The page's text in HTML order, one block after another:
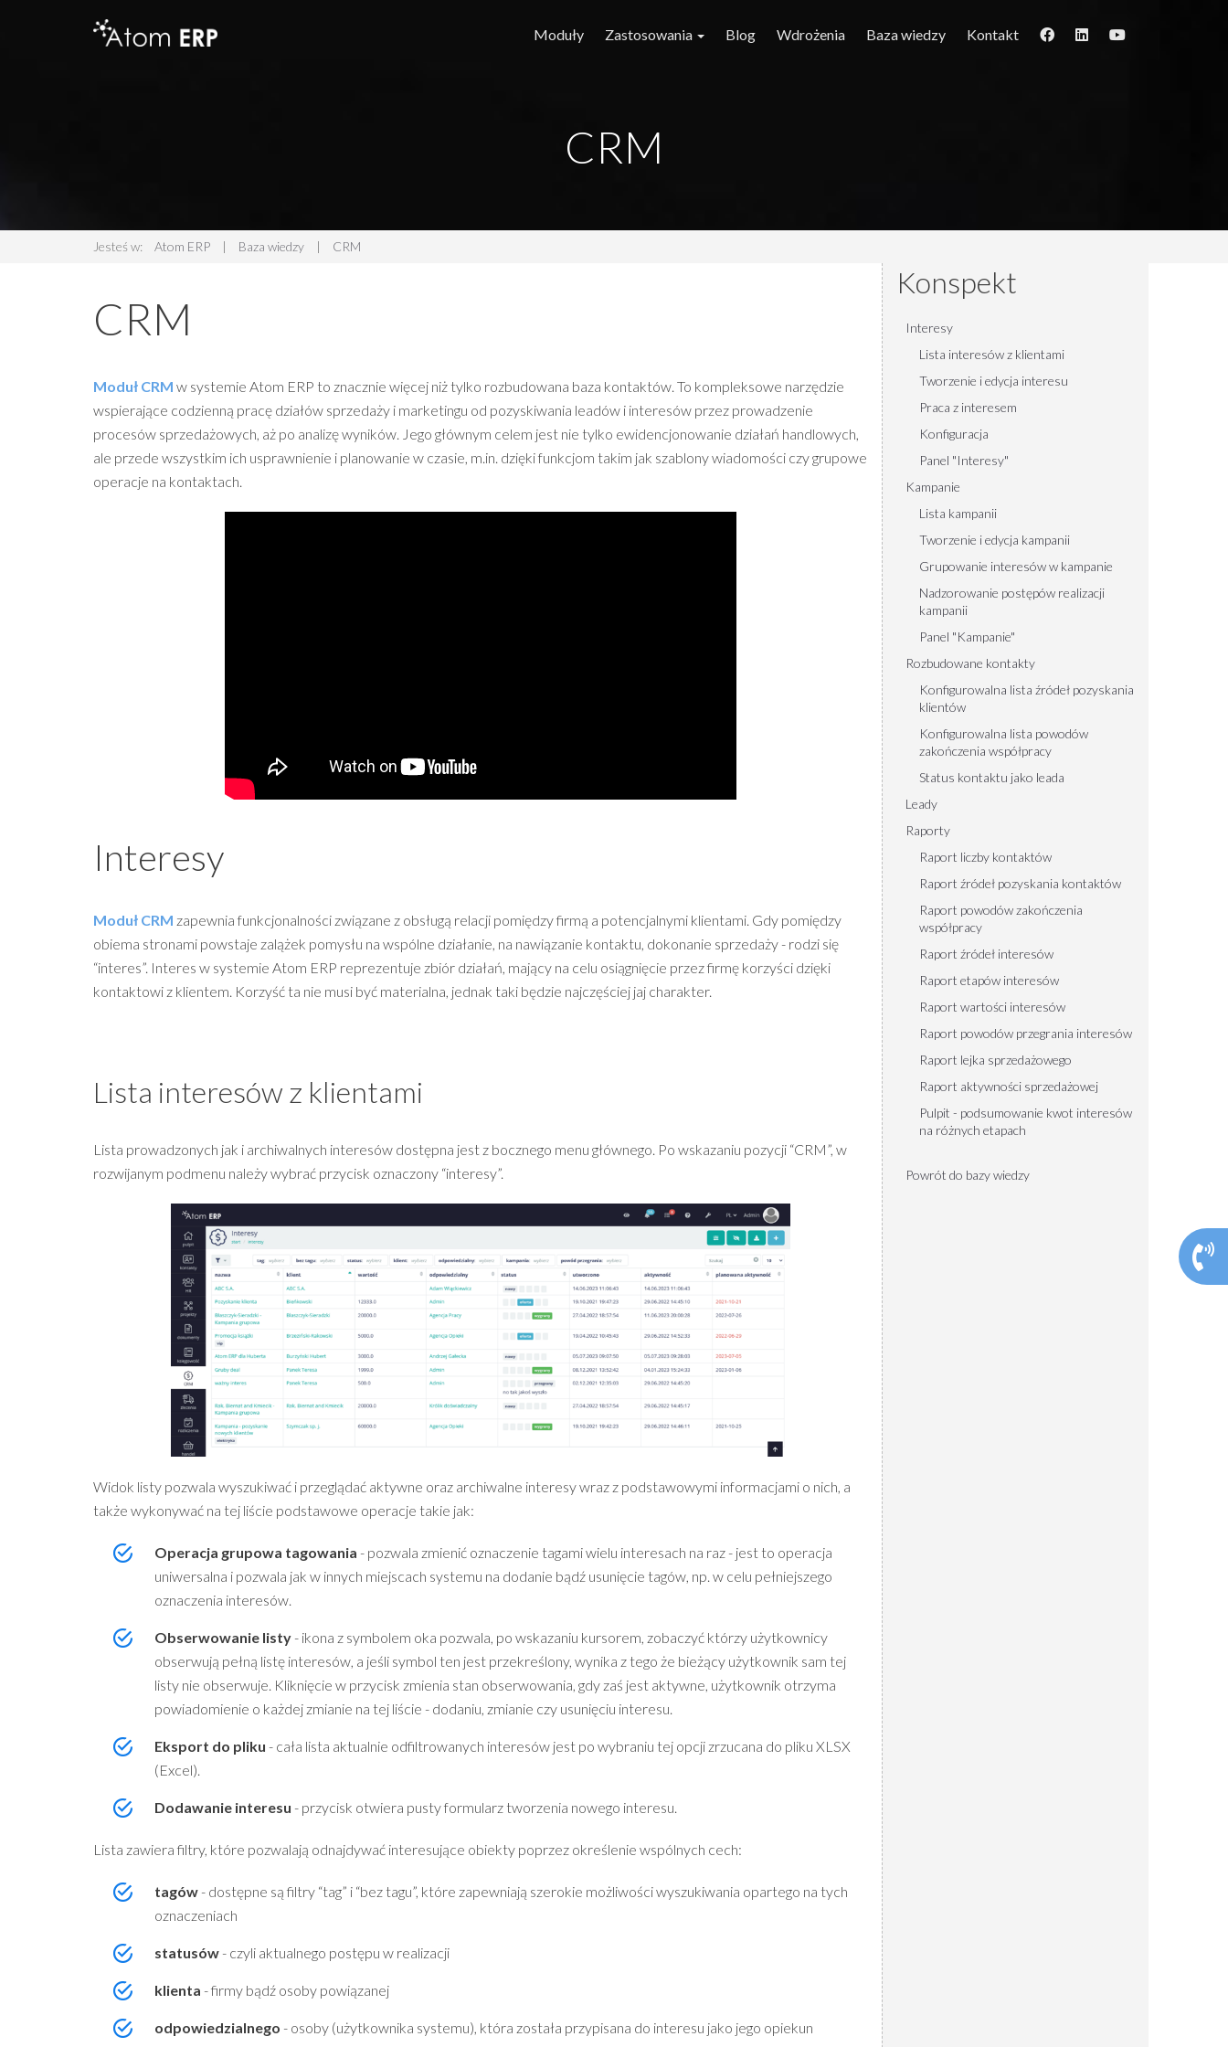
Moduły Zastosowania Blog Wdrożenia Baza wiedzy Kontakt
CRM
Jesteś w: Atom ERP | Baza wiedzy | CRM
CRM
Moduł CRM w systemie Atom ERP to znacznie więcej niż tylko rozbudowana baza kontaktów. To kompleksowe narzędzie
wspierające codzienną pracę działów sprzedaży i marketingu od pozyskiwania leadów i interesów przez prowadzenie
procesów sprzedażowych, aż po analizę wyników. Jego głównym celem jest nie tylko ewidencjonowanie działań handlowych,
ale przede wszystkim ich usprawnienie i planowanie w czasie, m.in. dzięki funkcjom takim jak szablony wiadomości czy grupowe
operacje na kontaktach.
Interesy
Moduł CRM zapewnia funkcjonalności związane z obsługą relacji pomiędzy firmą a potencjalnymi klientami. Gdy pomiędzy
obiema stronami powstaje zalążek pomysłu na wspólne działanie, na nawiązanie kontaktu, dokonanie sprzedaży - rodzi się
“interes”. Interes w systemie Atom ERP reprezentuje zbiór działań, mający na celu osiągnięcie przez firmę korzyści dzięki
kontaktowi z klientem. Korzyść ta nie musi być materialna, jednak taki będzie najczęściej jaj charakter.
Lista interesów z klientami
Lista prowadzonych jak i archiwalnych interesów dostępna jest z bocznego menu głównego. Po wskazaniu pozycji “CRM”, w
rozwijanym podmenu należy wybrać przycisk oznaczony “interesy”.
Widok listy pozwala wyszukiwać i przeglądać aktywne oraz archiwalne interesy wraz z podstawowymi informacjami o nich, a
także wykonywać na tej liście podstawowe operacje takie jak:
Operacja grupowa tagowania - pozwala zmienić oznaczenie tagami wielu interesach na raz - jest to operacja
uniwersalna i pozwala jak w innych miejscach systemu na dodanie bądź usunięcie tagów, np. w celu pełniejszego
oznaczenia interesów.
Obserwowanie listy- ikona z symbolem oka pozwala, po wskazaniu kursorem, zobaczyć którzy użytkownicy
obserwują pełną listę interesów, a jeśli symbol ten jest przekreślony, wynika z tego że bieżący użytkownik sam tej
listy nie obserwuje. Kliknięcie w przycisk zmienia stan obserwowania, gdy zaś jest aktywne, użytkownik otrzyma
powiadomienie o każdej zmianie na tej liście - dodaniu, zmianie czy usunięciu interesu.
Eksport do pliku - cała lista aktualnie odfiltrowanych interesów jest po wybraniu tej opcji zrzucana do pliku XLSX
(Excel).
Dodawanie interesu - przycisk otwiera pusty formularz tworzenia nowego interesu.
Lista zawiera filtry, które pozwalają odnajdywać interesujące obiekty poprzez określenie wspólnych cech:
tagów- dostępne są filtry “tag” i “bez tagu”, które zapewniają szerokie możliwości wyszukiwania opartego na tych
oznaczeniach
statusów- czyli aktualnego postępu w realizacji
klienta - firmy bądź osoby powiązanej
odpowiedzialnego - osoby (użytkownika systemu), która została przypisana do interesu jako jego opiekun
Konspekt
Interesy
Lista interesów z klientami
Tworzenie i edycja interesu
Praca z interesem
Konfiguracja
Panel "Interesy"
Kampanie
Lista kampanii
Tworzenie i edycja kampanii
Grupowanie interesów w kampanie
Nadzorowanie postępów realizacji
kampanii
Panel "Kampanie"
Rozbudowane kontakty
Konfigurowalna lista źródeł pozyskania
klientów
Konfigurowalna lista powodów
zakończenia współpracy
Status kontaktu jako leada
Leady
Raporty
Raport liczby kontaktów
Raport źródeł pozyskania kontaktów
Raport powodów zakończenia
współpracy
Raport źródeł interesów
Raport etapów interesów
Raport wartości interesów
Raport powodów przegrania interesów
Raport lejka sprzedażowego
Raport aktywności sprzedażowej
Pulpit - podsumowanie kwot interesów
na różnych etapach
Powrót do bazy wiedzy